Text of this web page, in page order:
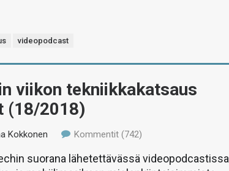
videopodcast
viikon tekniikkakatsaus
(18/2018)
Kokkonen Kommentit (742)
suorana lähetettävässä videopodcastissa